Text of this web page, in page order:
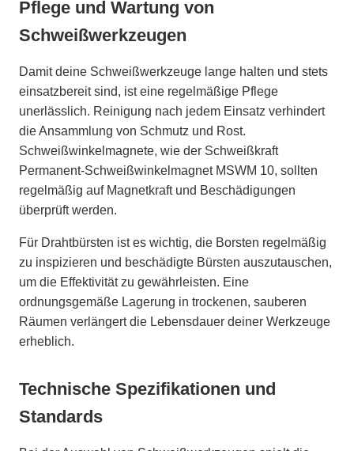
Pflege und Wartung von
Schweißwerkzeugen
Damit deine Schweißwerkzeuge lange halten und stets
einsatzbereit sind, ist eine regelmäßige Pflege
unerlässlich. Reinigung nach jedem Einsatz verhindert
die Ansammlung von Schmutz und Rost.
Schweißwinkelmagnete, wie der Schweißkraft
Permanent-Schweißwinkelmagnet MSWM 10, sollten
regelmäßig auf Magnetkraft und Beschädigungen
überprüft werden.
Für Drahtbürsten ist es wichtig, die Borsten regelmäßig
zu inspizieren und beschädigte Bürsten auszutauschen,
um die Effektivität zu gewährleisten. Eine
ordnungsgemäße Lagerung in trockenen, sauberen
Räumen verlängert die Lebensdauer deiner Werkzeuge
erheblich.
Technische Spezifikationen und
Standards